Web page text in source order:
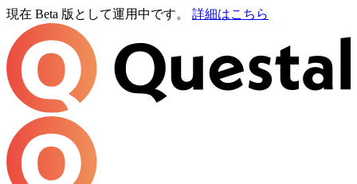
現在 Beta 版として運用中です。 詳細はこちら